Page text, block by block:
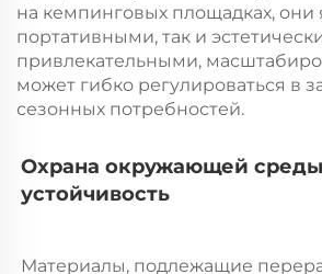
на кемпинговых площадках, они
портативными, так и
привлекательными,
может гибко регулироваться в
сезонных потребностей.
Охрана окружающей
устойчивость
Материалы, подлежащие